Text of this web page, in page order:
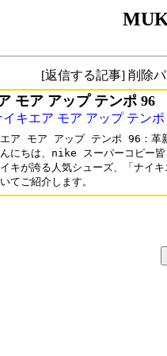
[返信する記事] 削除
モア アップ テンポ 96
イキエア モア アップ テンポ
ア モア アップ テンポ 96：革
にちは、nike スーパーコピー皆
キが誇る人気シューズ、「ナ
てご紹介します。